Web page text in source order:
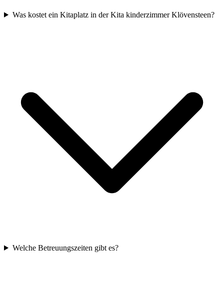
Was kostet ein Kitaplatz in der Kita kinderzimmer Klövensteen?
Welche Betreuungszeiten gibt es?